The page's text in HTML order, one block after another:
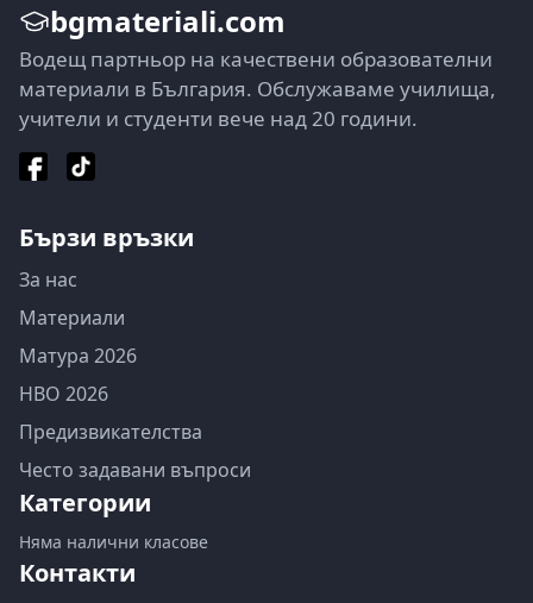
bgmateriali.com
Водещ партньор на качествени образователни
материали в България. Обслужаваме училища,
учители и студенти вече над 20 години.
Бързи връзки
За нас
Материали
Матура 2026
НВО 2026
Предизвикателства
Често задавани въпроси
Категории
Няма налични класове
Контакти